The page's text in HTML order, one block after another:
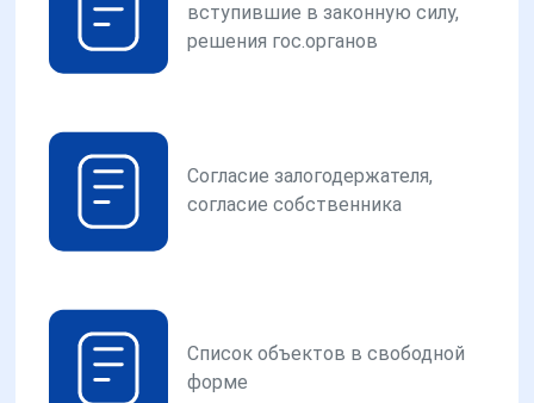
вступившие в законную силу,
решения гос.органов
Согласие залогодержателя,
согласие собственника
Список объектов в свободной
форме